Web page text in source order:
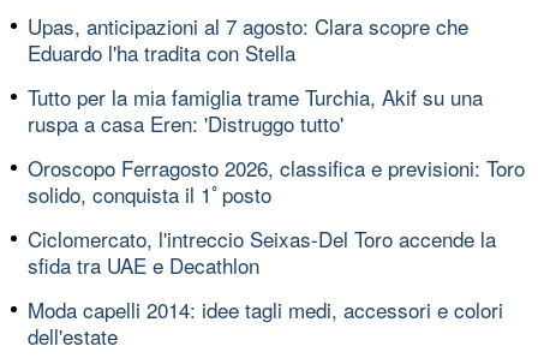
Upas, anticipazioni al 7 agosto: Clara scopre che
Eduardo l'ha tradita con Stella
Tutto per la mia famiglia trame Turchia, Akif su una
ruspa a casa Eren: 'Distruggo tutto'
Oroscopo Ferragosto 2026, classifica e previsioni: Toro
solido, conquista il 1ﾟposto
Ciclomercato, l'intreccio Seixas-Del Toro accende la
sfida tra UAE e Decathlon
Moda capelli 2014: idee tagli medi, accessori e colori
dell'estate